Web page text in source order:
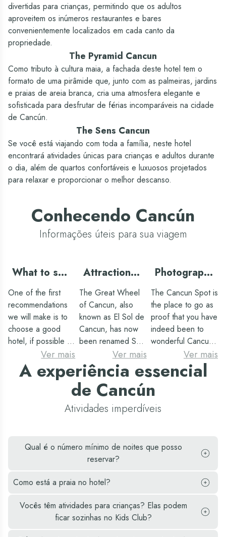
Sim Sim
Agência de viagens (*custo adicional)
Sim
Lavanderia (*custo adicional)
Sim Sim
Serviço de babá (*custo adicional)
Sim Sim
Wi-Fi - Incluído
Incluído (Nacionais)
Quadra de tênis
Sim Não
divertidas para crianças, permitindo que os adultos
aproveitem os inúmeros restaurantes e bares
convenientemente localizados em cada canto da
propriedade.
The Pyramid Cancun
Como tributo à cultura maia, a fachada deste hotel tem o
formato de uma pirâmide que, junto com as palmeiras, jardins
e praias de areia branca, cria uma atmosfera elegante e
sofisticada para desfrutar de férias incomparáveis na cidade
de Cancún.
The Sens Cancun
Se você está viajando com toda a família, neste hotel
encontrará atividades únicas para crianças e adultos durante
o dia, além de quartos confortáveis e luxuosos projetados
para relaxar e proporcionar o melhor descanso.
Conhecendo Cancún
Informações úteis para sua viagem
What to see
in Cancun
One of the first
recommendations
we will make is to
choose a good
hotel, if possible an
all-inclusive one,
since you will save
money on meals,
entertainment in the
possible services.
Oasis hotel group
resorts with rooms
with spectacular
Ver mais
Attractions
in Cancun
The Great Wheel
of Cancun, also
known as El Sol de
Cancun, has now
been renamed Sky
Wheel. Although
its name changes,
the magnificent
experience of
rising to the heights
and being able to
change. This is one
of the most
attractions, as from
location such as
the hotel zone, you
Ver mais
Photography
in Cancun
Spot
The Cancun Spot is
the place to go as
proof that you have
indeed been to
wonderful Cancun.
This site is relatively
new and wifi is
available on site
(you can upload
the photo to your
social networks as
about the sign with
you will see the
written. It is located
Ver mais
A experiência essencial
de Cancún
Atividades imperdíveis
Qual é o número mínimo de noites que posso
reservar?
Como está a praia no hotel?
Vocês têm atividades para crianças? Elas podem
ficar sozinhas no Kids Club?